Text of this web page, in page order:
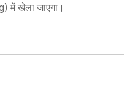
में खेला जाएगा।